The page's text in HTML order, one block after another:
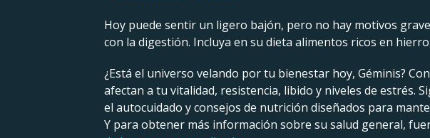
Hoy puede sentir un ligero bajón, pero no hay motivos
con la digestión. Incluya en su dieta alimentos ricos en
¿Está el universo velando por tu bienestar hoy, Géminis?
afectan a tu vitalidad, resistencia, libido y niveles de estrés.
el autocuidado y consejos de nutrición diseñados para
Y para obtener más información sobre su salud general,